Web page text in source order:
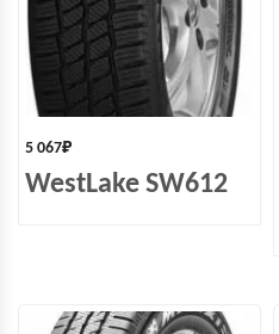
5 067₽
WestLake SW612